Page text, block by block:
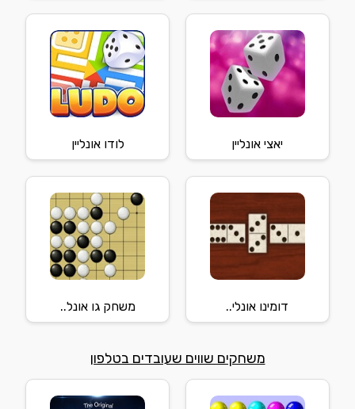
יאצי אונליין לודו אונליין
דומינו אונלי.. משחק גו אונל..
משחקים שווים שעובדים בטלפון